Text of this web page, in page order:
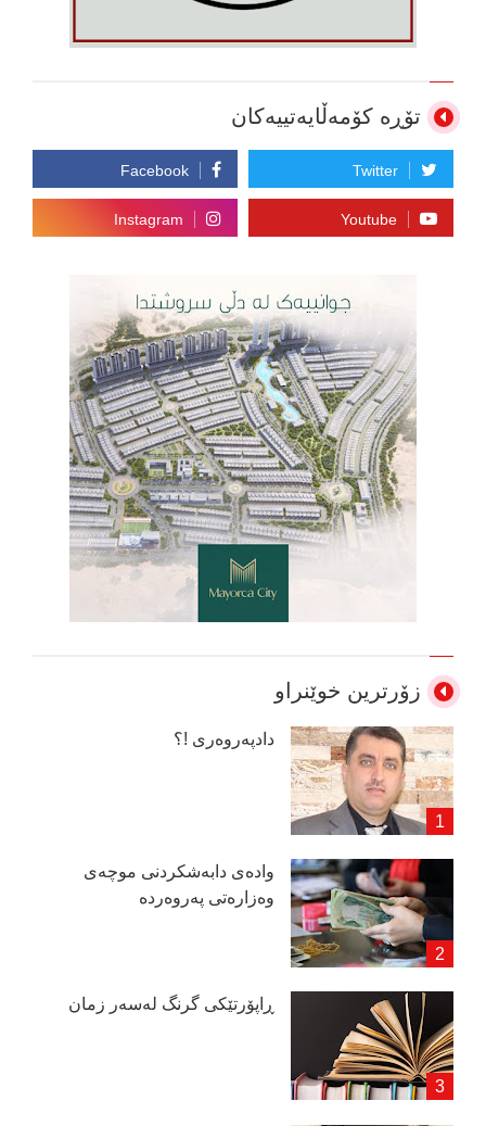
تۆڕە کۆمەڵایەتییەکان
زۆرترین خوێنراو
دادپەروەری !؟
وادەی دابەشكردنی موچەی
وەزارەتی پەروەردە
ڕاپۆرتێكی گرنگ لەسەر زمان